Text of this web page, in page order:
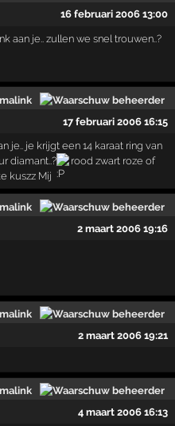
16 februari 2006 13:00
aan je.. zullen we snel trouwen..?
17 februari 2006 16:15
je.. je krijgt een 14 karaat ring van
diamant..?
rood zwart roze of
kuszz Mij
2 maart 2006 19:16
2 maart 2006 19:21
4 maart 2006 16:13